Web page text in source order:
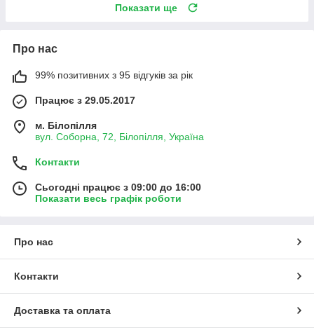
Показати ще
Про нас
99% позитивних з 95 відгуків за рік
Працює з 29.05.2017
м. Білопілля
вул. Соборна, 72, Білопілля, Україна
Контакти
Сьогодні працює з 09:00 до 16:00
Показати весь графік роботи
Про нас
Контакти
Доставка та оплата